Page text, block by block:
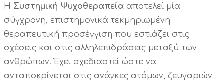
Η Συστημική Ψυχοθεραπεία αποτελεί μία
σύγχρονη, επιστημονικά τεκμηριωμένη
θεραπευτική προσέγγιση που εστιάζει στις
σχέσεις και στις αλληλεπιδράσεις μεταξύ των
ανθρώπων. Έχει σχεδιαστεί ώστε να
ανταποκρίνεται στις ανάγκες ατόμων, ζευγαριών